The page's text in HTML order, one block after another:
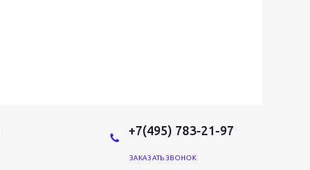
+7(495) 783-21-97
ЗАКАЗАТЬ ЗВОНОК